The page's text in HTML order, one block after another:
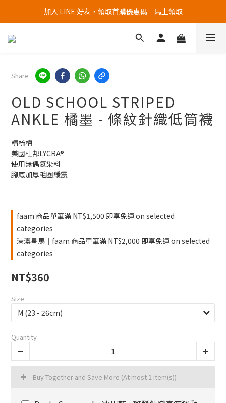
加入官網會員，首次購買 " 免運 "
加入 LINE 好友，領取首購優惠碼｜馬上領取
加入官網會員，首次購買 " 免運 "
Share
OLD SCHOOL STRIPED
ANKLE 橘墨 - 條紋針織低筒襪
精梳棉
美國杜邦LYCRA®
使用無偶氮染料
腳底加厚毛圈緩震
faam 商品單筆滿 NT$1,500 即享免運 on selected
categories
港澳星馬｜faam 商品單筆滿 NT$2,000 即享免運 on selected
categories
NT$360
Size
Quantity
Buy Together and Save More (At most 1 item(s))